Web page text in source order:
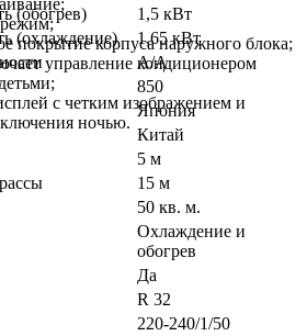
покрытие корпуса наружного блока;
управление кондиционером
c четким изображением и
ночью.
(обогрев)
1,5 кВт
(охлаждение)
1,65 кВт
A/A
850
Япония
Китай
5 м
15 м
50 кв. м.
Охлаждение и
обогрев
Да
R 32
220-240/1/50